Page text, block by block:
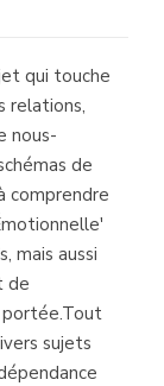
qui touche
relations,
nous-
de
comprendre
mais aussi
de
portée.Tout
sujets